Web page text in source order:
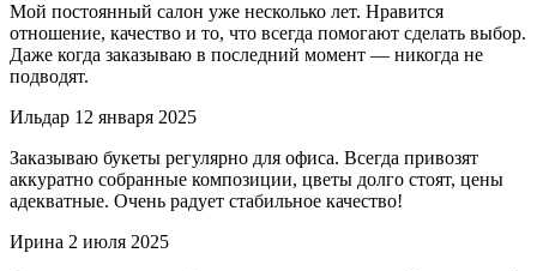
Мой постоянный салон уже несколько лет. Нравится
отношение, качество и то, что всегда помогают сделать выбор.
Даже когда заказываю в последний момент — никогда не
подводят.
Ильдар 12 января 2025
Заказываю букеты регулярно для офиса. Всегда привозят
аккуратно собранные композиции, цветы долго стоят, цены
адекватные. Очень радует стабильное качество!
Ирина 2 июля 2025